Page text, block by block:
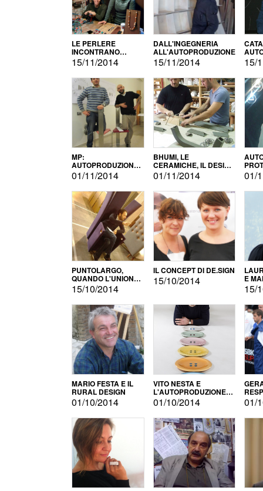
LE PERLERE
INCONTRANO
L'AUTOPRODUZIONE
15/11/2014
DALL'INGEGNERIA
ALL'AUTOPRODUZIONE
15/11/2014 15/
MP:
AUTOPRODUZIONE
E INNOVAZIONE
01/11/2014
BHUMI, LE
CERAMICHE, IL DESIGN
E L'AUTOPRODUZIONE
01/11/2014 01/
PUNTOLARGO,
QUANDO L'UNIONE
FA LA FORZA E
VINCE
15/10/2014
IL CONCEPT DI DE.SIGN
15/10/2014 E
15/
MARIO FESTA E IL
RURAL DESIGN
01/10/2014
VITO NESTA E
L'AUTOPRODUZIONE
COME RECUPERO DEI
SIMBOLI
01/10/2014 01/